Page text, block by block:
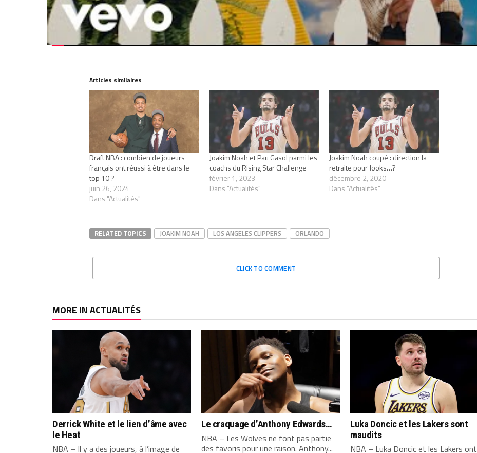
Partager :
Articles similaires
Draft NBA : combien de joueurs
français ont réussi à être dans le
top 10 ?
juin 26, 2024
Dans "Actualités"
Joakim Noah et Pau Gasol parmi les
coachs du Rising Star Challenge
février 1, 2023
Dans "Actualités"
Joakim Noah coupé : direction la
retraite pour Jooks…?
décembre 2, 2020
Dans "Actualités"
RELATED TOPICS JOAKIM NOAH LOS ANGELES CLIPPERS ORLANDO
CLICK TO COMMENT
MORE IN ACTUALITÉS
Derrick White et le lien d’âme avec
le Heat
NBA – Il y a des joueurs, à l’image de
Le craquage d’Anthony Edwards…
NBA – Les Wolves ne font pas partie
des favoris pour une raison. Anthony...
Luka Doncic et les Lakers sont
maudits
NBA – Luka Doncic et les Lakers ont